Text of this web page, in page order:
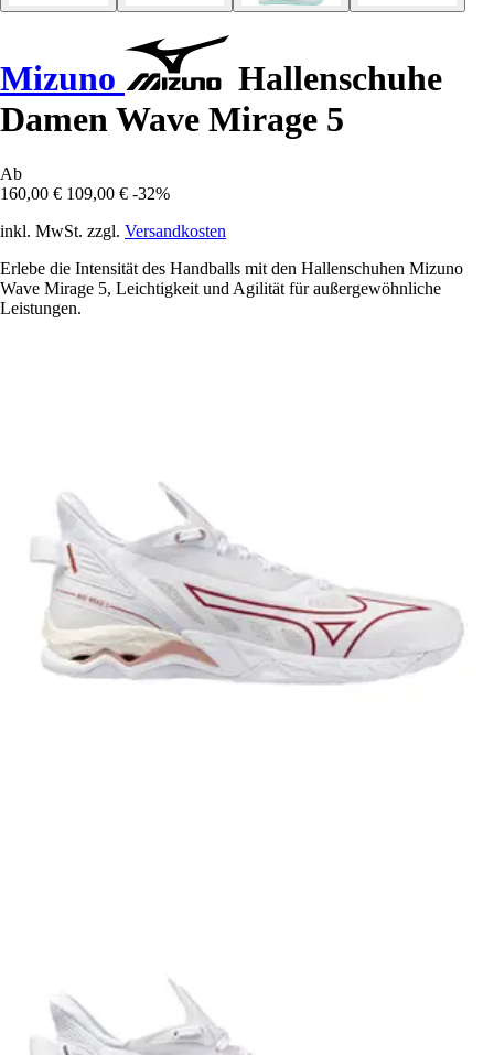
Mizuno
Hallenschuhe
Damen Wave Mirage 5
Ab
160,00 € 109,00 € -32%
inkl. MwSt. zzgl. Versandkosten
Erlebe die Intensität des Handballs mit den Hallenschuhen Mizuno
Wave Mirage 5, Leichtigkeit und Agilität für außergewöhnliche
Leistungen.